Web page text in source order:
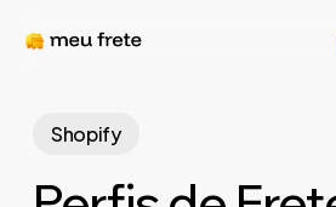
contentShopify